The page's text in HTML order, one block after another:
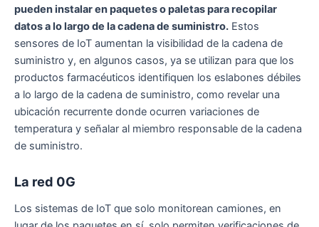
pueden instalar en paquetes o paletas para recopilar
datos a lo largo de la cadena de suministro. Estos
sensores de IoT aumentan la visibilidad de la cadena de
suministro y, en algunos casos, ya se utilizan para que los
productos farmacéuticos identifiquen los eslabones débiles
a lo largo de la cadena de suministro, como revelar una
ubicación recurrente donde ocurren variaciones de
temperatura y señalar al miembro responsable de la cadena
de suministro.
La red 0G
Los sistemas de IoT que solo monitorean camiones, en